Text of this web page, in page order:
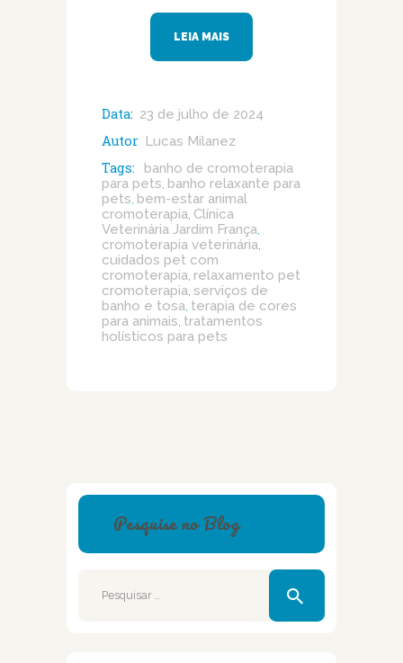
LEIA MAIS
Data: 23 de julho de 2024
Autor Lucas Milanez
Tags:
banho de cromoterapia
para pets banho relaxante para
pets bem-estar animal
cromoterapia Clínica
Veterinária Jardim França
cromoterapia veterinária
cuidados pet com
cromoterapia relaxamento pet
cromoterapia serviços de
banho e tosa terapia de cores
para animais tratamentos
holísticos para pets
Pesquise no Blog